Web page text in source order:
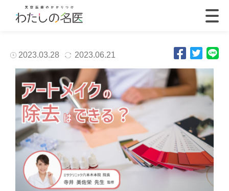
2023.03.28 2023.06.21